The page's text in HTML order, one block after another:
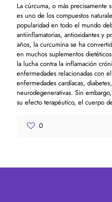
La cúrcuma, o más precisamente
es uno de los compuestos
popularidad en todo el mundo
antiinflamatorias, antioxidantes y
años, la curcumina se ha
en muchos suplementos
la lucha contra la inflamación
enfermedades relacionadas con
enfermedades cardíacas,
neurodegenerativas. Sin
su efecto terapéutico, el cuerpo
0